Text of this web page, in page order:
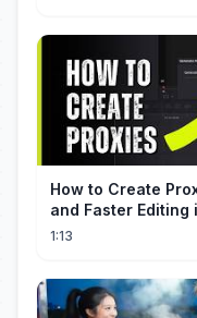
How to Create
and Faster Editing
Resolve
1:13